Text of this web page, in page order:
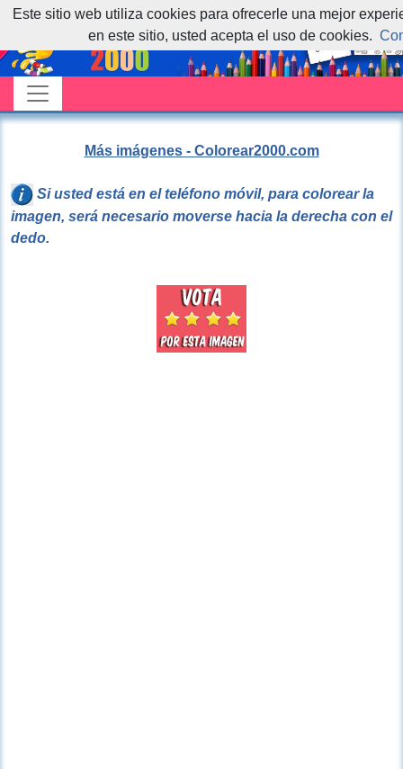
Más imágenes - Colorear2000.com
Si usted está en el teléfono móvil, para colorear la
imagen, será necesario moverse hacia la derecha con el
dedo.
Este sitio web utiliza cookies para ofrecerle una mejor
en este sitio, usted acepta el uso de cookies.